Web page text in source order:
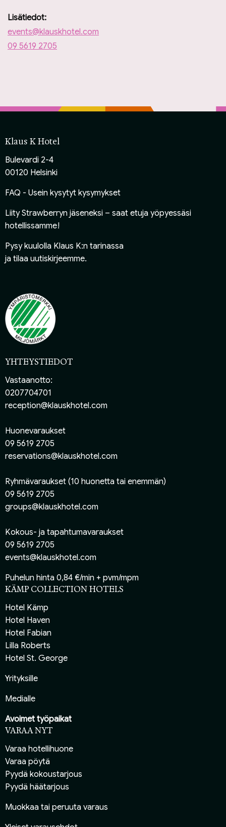
Lisätiedot:
events@klauskhotel.com
09 5619 2705
Klaus K Hotel
Bulevardi 2-4
00120 Helsinki
FAQ - Usein kysytyt kysymykset
Liity Strawberryn jäseneksi – saat etuja yöpyessäsi
hotellissamme!
Pysy kuulolla Klaus K:n tarinassa
ja tilaa uutiskirjeemme.
YHTEYSTIEDOT
Vastaanotto:
0207704701
reception@klauskhotel.com
Huonevaraukset
09 5619 2705
reservations@klauskhotel.com
Ryhmävaraukset (10 huonetta tai enemmän)
09 5619 2705
groups@klauskhotel.com
Kokous- ja tapahtumavaraukset
09 5619 2705
events@klauskhotel.com
Puhelun hinta 0,84 €/min + pvm/mpm
KÄMP COLLECTION HOTELS
Hotel Kämp
Hotel Haven
Hotel Fabian
Lilla Roberts
Hotel St. George
Yrityksille
Medialle
Avoimet työpaikat
VARAA NYT
Varaa hotellihuone
Varaa pöytä
Pyydä kokoustarjous
Pyydä häätarjous
Muokkaa tai peruuta varaus